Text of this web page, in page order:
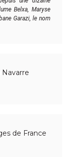
Belxa, Maryse
Garazi, le nom
de France